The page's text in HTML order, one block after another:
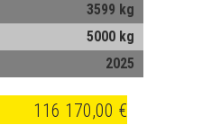
3599 kg
5000 kg
2025
116 170,00 €